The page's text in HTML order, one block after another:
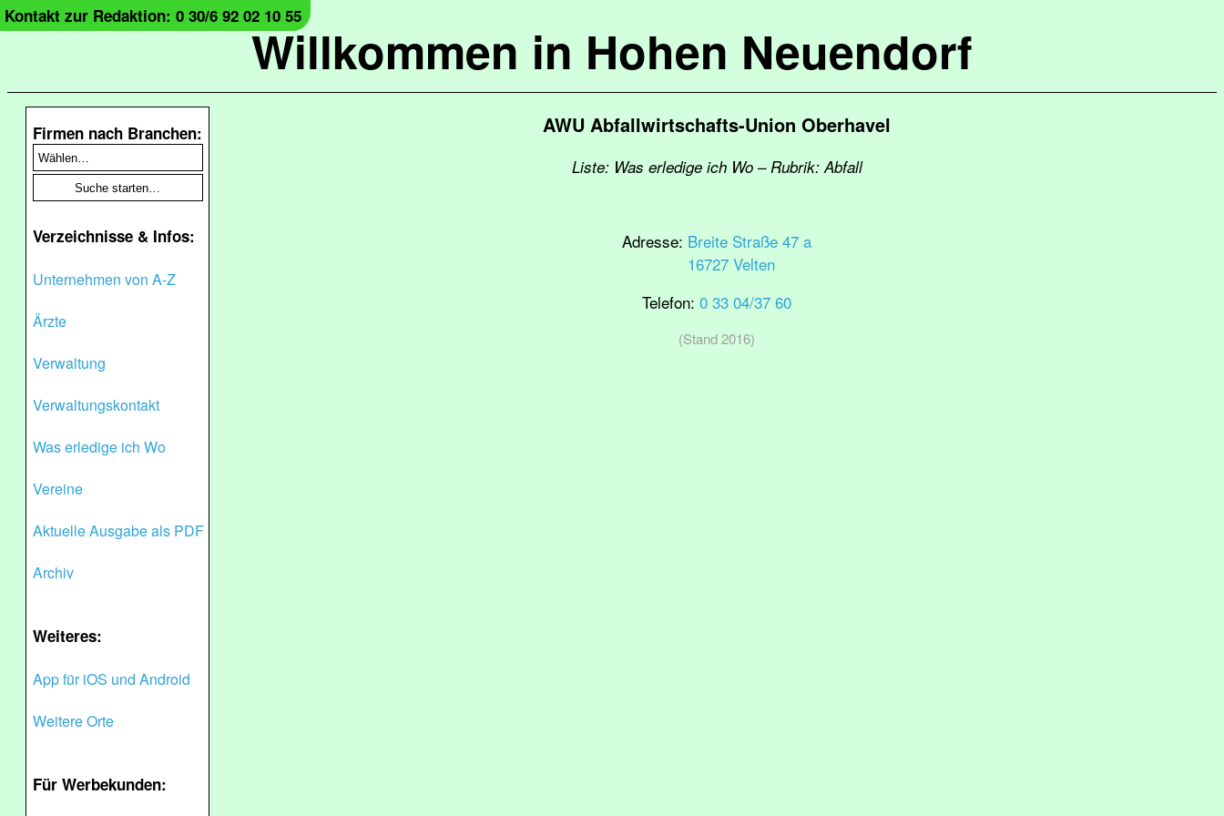
Willkommen in Hohen Neuendorf
Kontakt zur Redaktion: 0 30/6 92 02 10 55
Firmen nach Branchen:
Verzeichnisse & Infos:
Unternehmen von A-Z
Ärzte
Verwaltung
Verwaltungskontakt
Was erledige ich Wo
Vereine
Aktuelle Ausgabe als PDF
Archiv
Weiteres:
App für iOS und Android
Weitere Orte
Für Werbekunden:
AWU Abfallwirtschafts-Union Oberhavel
Liste: Was erledige ich Wo – Rubrik: Abfall
Adresse: Breite Straße 47 a
16727 Velten
Telefon: 0 33 04/37 60
(Stand 2016)